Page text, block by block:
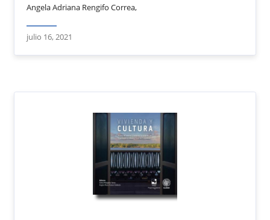
Angela Adriana Rengifo Correa,
julio 16, 2021